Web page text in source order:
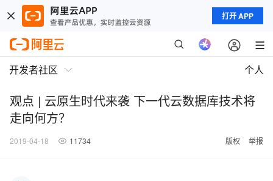
打开 APP
开发者社区 个人
观点 | 云原生时代来袭 下一代云数据库技术将
走向何方？
2019-04-18 11734 版权 举报